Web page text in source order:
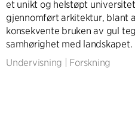
Sport
Boliger
Borettslag
Omsorgsboliger
et unikt og helstøpt
gjennomført arkitektur, blant
konsekvente bruken av gul
samhørighet med landskapet.
Undervisning
Forskning